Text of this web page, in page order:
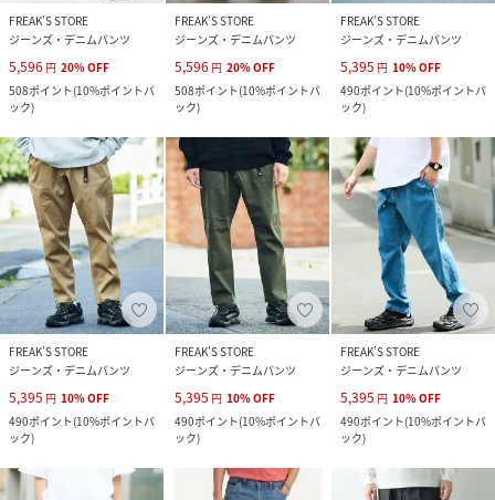
FREAK’S STORE
ジーンズ・デニムパンツ
5,596 円 20%OFF
508ポイント(10%ポイントバ
ック)
FREAK’S STORE
ジーンズ・デニムパンツ
5,596 円 20%OFF
508ポイント(10%ポイントバ
ック)
FREAK’S STORE
ジーンズ・デニムパンツ
5,395 円 10%OFF
490ポイント(10%ポイントバ
ック)
FREAK’S STORE
ジーンズ・デニムパンツ
5,395 円 10%OFF
490ポイント(10%ポイントバ
ック)
FREAK’S STORE
ジーンズ・デニムパンツ
5,395 円 10%OFF
490ポイント(10%ポイントバ
ック)
FREAK’S STORE
ジーンズ・デニムパンツ
5,395 円 10%OFF
490ポイント(10%ポイントバ
ック)